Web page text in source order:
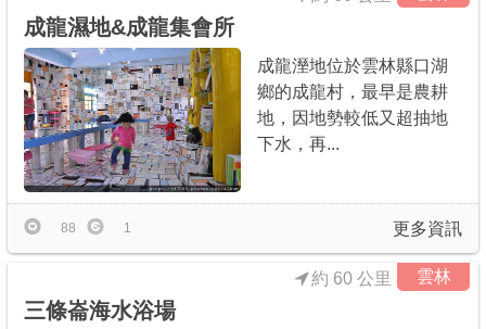
成龍濕地&成龍集會所
成龍溼地位於雲林縣口湖
鄉的成龍村，最早是農耕
地，因地勢較低又超抽地
下水，再...
更多資訊
88 1
雲林
三條崙海水浴場
約 60 公里